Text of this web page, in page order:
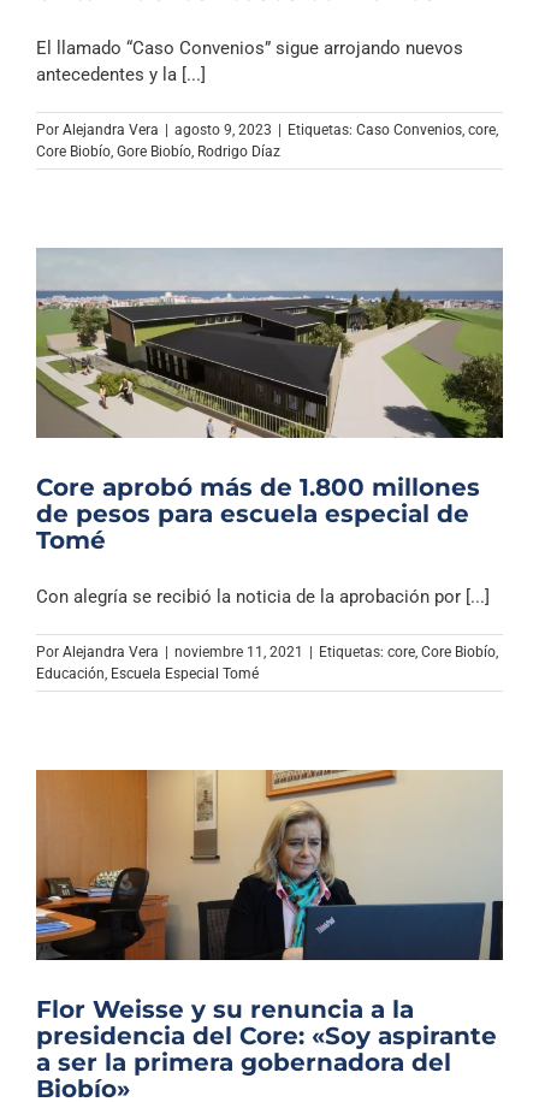
El llamado “Caso Convenios” sigue arrojando nuevos
antecedentes y la [...]
Por Alejandra Vera agosto 9, 2023 Etiquetas: Caso Convenios, core,
Core Biobío, Gore Biobío, Rodrigo Díaz
Core aprobó más de 1.800 millones
de pesos para escuela especial de
Tomé
Con alegría se recibió la noticia de la aprobación por [...]
Por Alejandra Vera noviembre 11, 2021 Etiquetas: core, Core Biobío,
Educación, Escuela Especial Tomé
Flor Weisse y su renuncia a la
presidencia del Core: «Soy aspirante
a ser la primera gobernadora del
Biobío»